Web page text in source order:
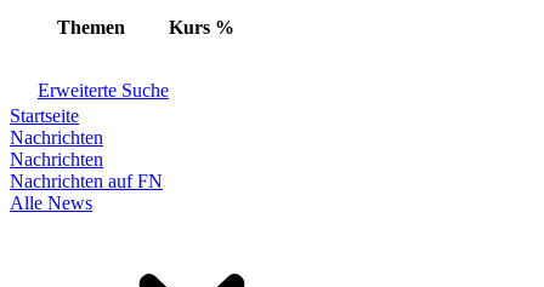
Themen Kurs %
Erweiterte Suche
Startseite
Nachrichten
Nachrichten
Nachrichten auf FN
Alle News